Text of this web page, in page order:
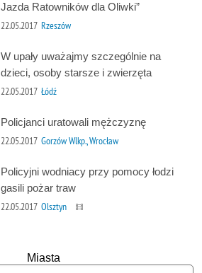
Jazda Ratowników dla Oliwki”
22.05.2017 Rzeszów
W upały uważajmy szczególnie na
dzieci, osoby starsze i zwierzęta
22.05.2017 Łódź
Policjanci uratowali mężczyznę
22.05.2017 Gorzów Wlkp., Wrocław
Policyjni wodniacy przy pomocy łodzi
gasili pożar traw
22.05.2017 Olsztyn
Miasta